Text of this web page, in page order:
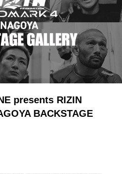
presents RIZIN
BACKSTAGE